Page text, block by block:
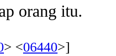
orang itu.
> <06440>]